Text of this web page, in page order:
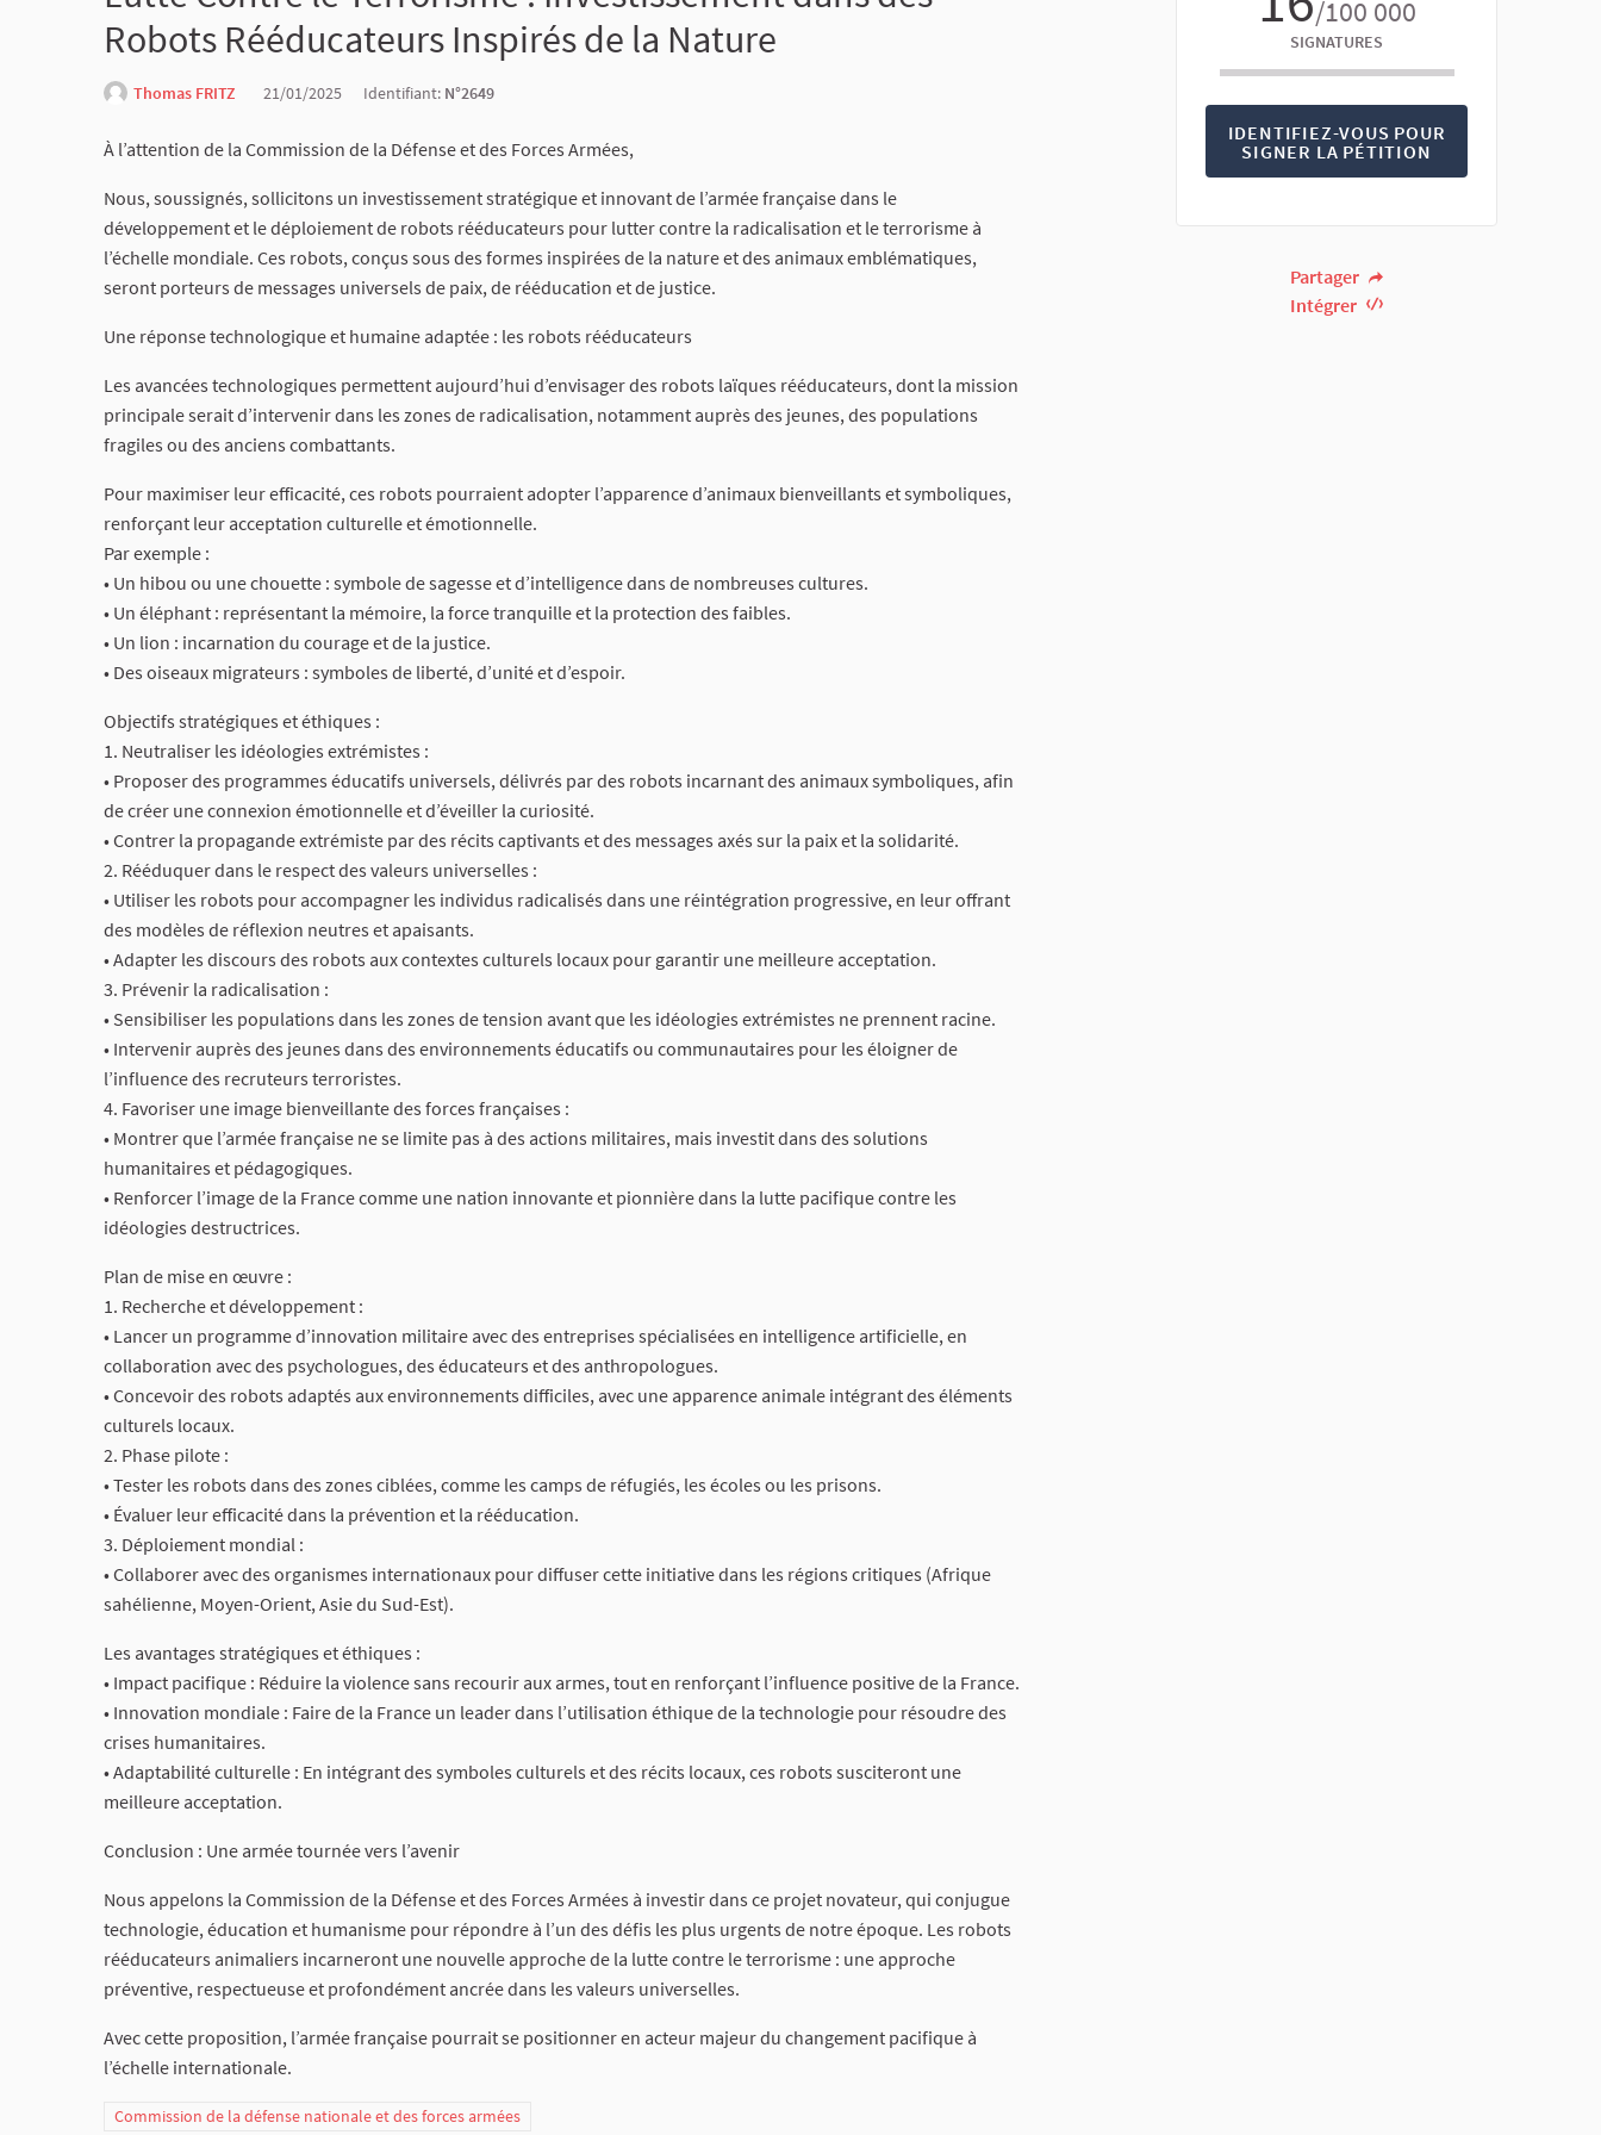
/100 000
SIGNATURES
IDENTIFIEZ-VOUS POUR
SIGNER LA PÉTITION
Partager
Intégrer
Robots Rééducateurs Inspirés de la Nature
Thomas FRITZ 21/01/2025 Identifiant: N°2649
À l’attention de la Commission de la Défense et des Forces Armées,
Nous, soussignés, sollicitons un investissement stratégique et innovant de l’armée française dans le
développement et le déploiement de robots rééducateurs pour lutter contre la radicalisation et le terrorisme à
l’échelle mondiale. Ces robots, conçus sous des formes inspirées de la nature et des animaux emblématiques,
seront porteurs de messages universels de paix, de rééducation et de justice.
Une réponse technologique et humaine adaptée : les robots rééducateurs
Les avancées technologiques permettent aujourd’hui d’envisager des robots laïques rééducateurs, dont la mission
principale serait d’intervenir dans les zones de radicalisation, notamment auprès des jeunes, des populations
fragiles ou des anciens combattants.
Pour maximiser leur efficacité, ces robots pourraient adopter l’apparence d’animaux bienveillants et symboliques,
renforçant leur acceptation culturelle et émotionnelle.
Par exemple :
• Un hibou ou une chouette : symbole de sagesse et d’intelligence dans de nombreuses cultures.
• Un éléphant : représentant la mémoire, la force tranquille et la protection des faibles.
• Un lion : incarnation du courage et de la justice.
• Des oiseaux migrateurs : symboles de liberté, d’unité et d’espoir.
Objectifs stratégiques et éthiques :
1. Neutraliser les idéologies extrémistes :
• Proposer des programmes éducatifs universels, délivrés par des robots incarnant des animaux symboliques, afin
de créer une connexion émotionnelle et d’éveiller la curiosité.
• Contrer la propagande extrémiste par des récits captivants et des messages axés sur la paix et la solidarité.
2. Rééduquer dans le respect des valeurs universelles :
• Utiliser les robots pour accompagner les individus radicalisés dans une réintégration progressive, en leur offrant
des modèles de réflexion neutres et apaisants.
• Adapter les discours des robots aux contextes culturels locaux pour garantir une meilleure acceptation.
3. Prévenir la radicalisation :
• Sensibiliser les populations dans les zones de tension avant que les idéologies extrémistes ne prennent racine.
• Intervenir auprès des jeunes dans des environnements éducatifs ou communautaires pour les éloigner de
l’influence des recruteurs terroristes.
4. Favoriser une image bienveillante des forces françaises :
• Montrer que l’armée française ne se limite pas à des actions militaires, mais investit dans des solutions
humanitaires et pédagogiques.
• Renforcer l’image de la France comme une nation innovante et pionnière dans la lutte pacifique contre les
idéologies destructrices.
Plan de mise en œuvre :
1. Recherche et développement :
• Lancer un programme d’innovation militaire avec des entreprises spécialisées en intelligence artificielle, en
collaboration avec des psychologues, des éducateurs et des anthropologues.
• Concevoir des robots adaptés aux environnements difficiles, avec une apparence animale intégrant des éléments
culturels locaux.
2. Phase pilote :
• Tester les robots dans des zones ciblées, comme les camps de réfugiés, les écoles ou les prisons.
• Évaluer leur efficacité dans la prévention et la rééducation.
3. Déploiement mondial :
• Collaborer avec des organismes internationaux pour diffuser cette initiative dans les régions critiques (Afrique
sahélienne, Moyen-Orient, Asie du Sud-Est).
Les avantages stratégiques et éthiques :
• Impact pacifique : Réduire la violence sans recourir aux armes, tout en renforçant l’influence positive de la France.
• Innovation mondiale : Faire de la France un leader dans l’utilisation éthique de la technologie pour résoudre des
crises humanitaires.
• Adaptabilité culturelle : En intégrant des symboles culturels et des récits locaux, ces robots susciteront une
meilleure acceptation.
Conclusion : Une armée tournée vers l’avenir
Nous appelons la Commission de la Défense et des Forces Armées à investir dans ce projet novateur, qui conjugue
technologie, éducation et humanisme pour répondre à l’un des défis les plus urgents de notre époque. Les robots
rééducateurs animaliers incarneront une nouvelle approche de la lutte contre le terrorisme : une approche
préventive, respectueuse et profondément ancrée dans les valeurs universelles.
Avec cette proposition, l’armée française pourrait se positionner en acteur majeur du changement pacifique à
l’échelle internationale.
Commission de la défense nationale et des forces armées